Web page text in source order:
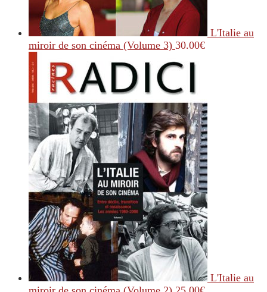
L'Italie au
miroir de son cinéma (Volume 3) 30.00€
L'Italie au